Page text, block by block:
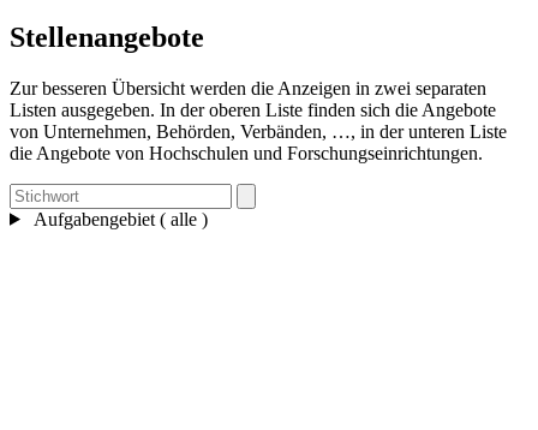
Stellenangebote
Zur besseren Übersicht werden die Anzeigen in zwei separaten
Listen ausgegeben. In der oberen Liste finden sich die Angebote
von Unternehmen, Behörden, Verbänden, …, in der unteren Liste
die Angebote von Hochschulen und Forschungseinrichtungen.
Aufgabengebiet ( alle )